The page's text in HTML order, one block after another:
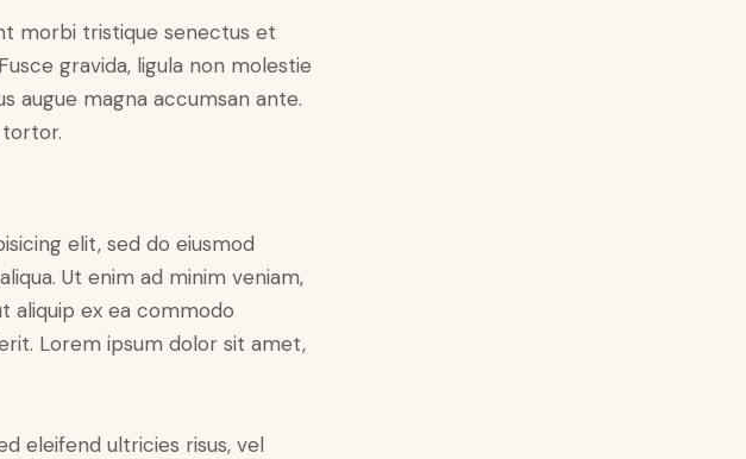
morbi tristique senectus et
gravida, ligula non molestie
augue magna accumsan ante.
tortor.
elit, sed do eiusmod
Ut enim ad minim veniam,
aliquip ex ea commodo
Lorem ipsum dolor sit amet,
eleifend ultricies risus, vel